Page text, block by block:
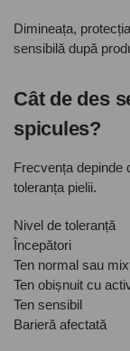
Dimineața,
sensibilă după
Cât de des
spicules?
Frecvența depinde
toleranța pielii.
Nivel de toleranță
Începători
Ten normal sau
Ten obișnuit cu
Ten sensibil
Barieră afectată